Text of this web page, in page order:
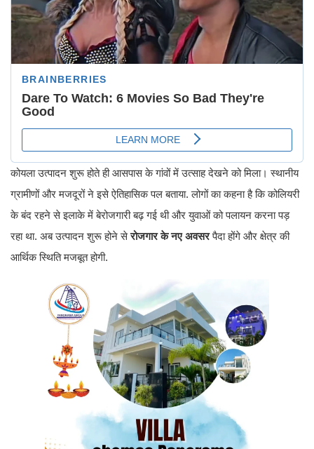
कोयला उत्पादन शुरू होते ही आसपास के गांवों में उत्साह देखने को मिला। स्थानीय
ग्रामीणों और मजदूरों ने इसे ऐतिहासिक पल बताया. लोगों का कहना है कि कोलियरी
के बंद रहने से इलाके में बेरोजगारी बढ़ गई थी और युवाओं को पलायन करना पड़
रहा था. अब उत्पादन शुरू होने सेरोजगार के नए अवसरपैदा होंगे और क्षेत्र की
आर्थिक स्थिति मजबूत होगी.